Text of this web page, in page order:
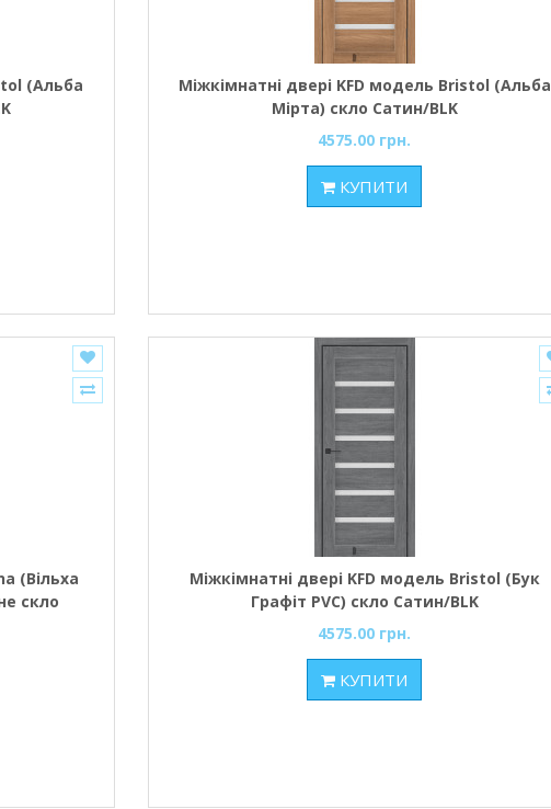
(Альба
Міжкімнатні двері KFD модель Bristol (Альба
Мірта) скло Сатин/BLK
4575.00 грн.
КУПИТИ
(Вільха
скло
Міжкімнатні двері KFD модель Bristol (Бук
Графіт PVC) скло Сатин/BLK
4575.00 грн.
КУПИТИ